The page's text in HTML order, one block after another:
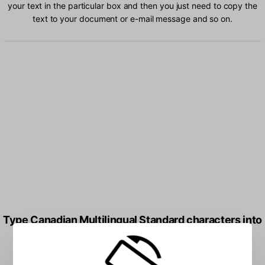
your text in the particular box and then you just need to copy the
text to your document or e-mail message and so on.
Type Canadian Multilingual Standard characters into
the box: